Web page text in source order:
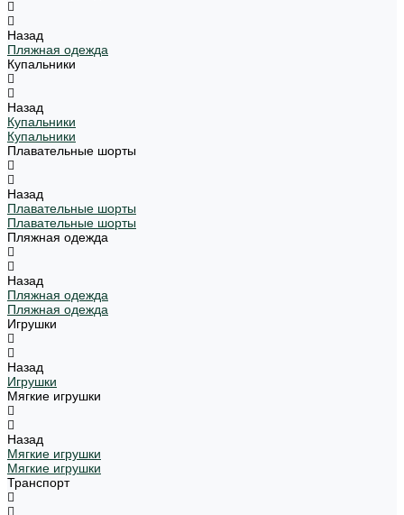
Назад
Пляжная одежда
Купальники
Назад
Купальники
Купальники
Плавательные шорты
Назад
Плавательные шорты
Плавательные шорты
Пляжная одежда
Назад
Пляжная одежда
Пляжная одежда
Игрушки
Назад
Игрушки
Мягкие игрушки
Назад
Мягкие игрушки
Мягкие игрушки
Транспорт